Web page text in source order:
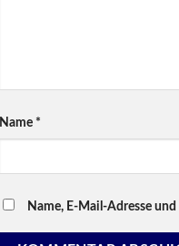
Name *
Name, E-Mail-Adresse